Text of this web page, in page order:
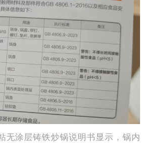
无涂层铸铁炒锅说明书显示，锅内